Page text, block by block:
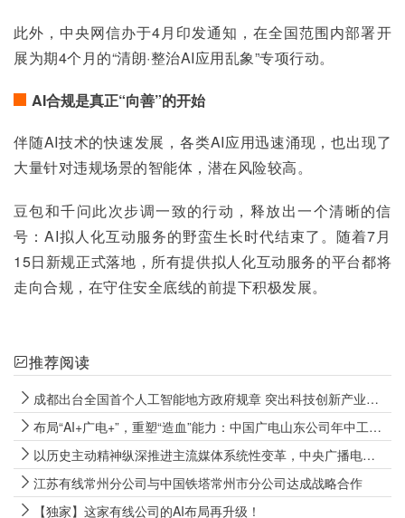
此外，中央网信办于4月印发通知，在全国范围内部署开
展为期4个月的“清朗·整治AI应用乱象”专项行动。
AI合规是真正“向善”的开始
伴随AI技术的快速发展，各类AI应用迅速涌现，也出现了
大量针对违规场景的智能体，潜在风险较高。
豆包和千问此次步调一致的行动，释放出一个清晰的信
号：AI拟人化互动服务的野蛮生长时代结束了。随着7月
15日新规正式落地，所有提供拟人化互动服务的平台都将
走向合规，在守住安全底线的前提下积极发展。
推荐阅读
成都出台全国首个人工智能地方政府规章 突出科技创新产业促进等内容
布局“AI+广电+”，重塑“造血”能力：中国广电山东公司年中工作会释放全面转型强烈信号
以历史主动精神纵深推进主流媒体系统性变革，中央广播电视总台召开2026年年中工作推进会
江苏有线常州分公司与中国铁塔常州市分公司达成战略合作
【独家】这家有线公司的AI布局再升级！